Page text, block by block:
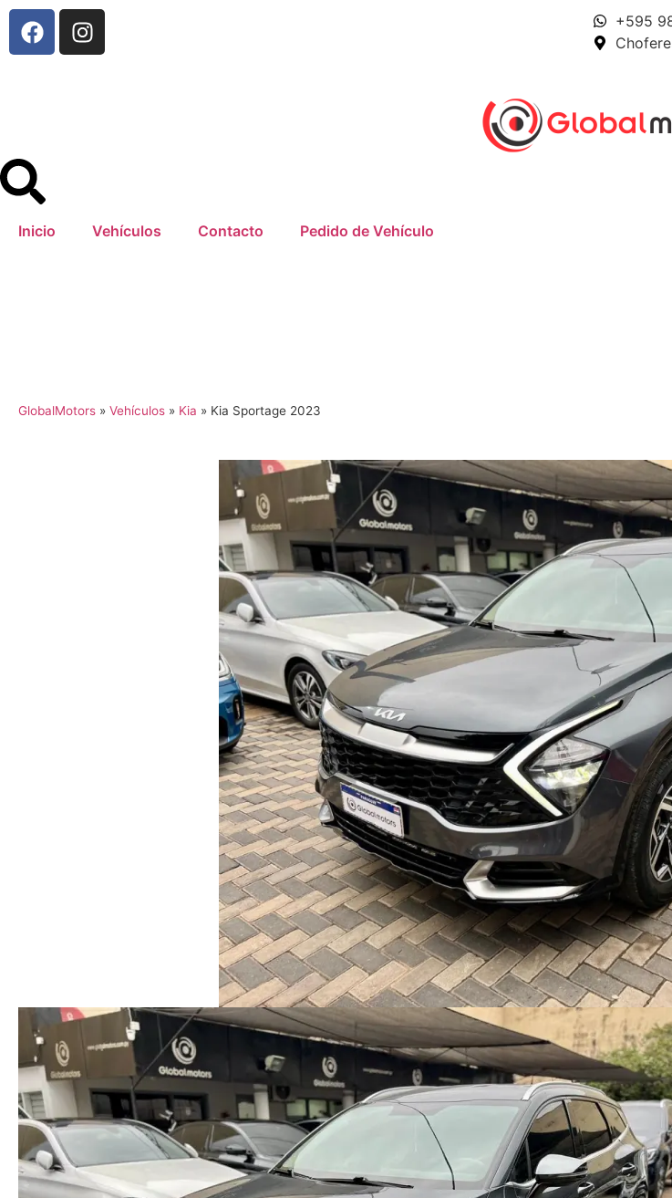
+595
Inicio Vehículos Contacto Pedido de Vehículo
GlobalMotors » Vehículos » Kia » Kia Sportage 2023